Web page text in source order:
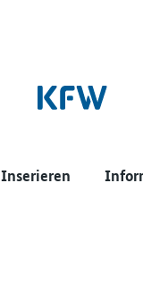
Inserieren